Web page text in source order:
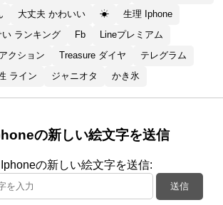
大丈夫 かわいい ☀
生理 Iphone
サい ランキング
Fb
Lineプレミアム
クション
Treasure ダイヤ
テレグラム
ライン
ジャニオタ かき氷
の新しい絵文字を送信
の新しい絵文字を送信:
送信